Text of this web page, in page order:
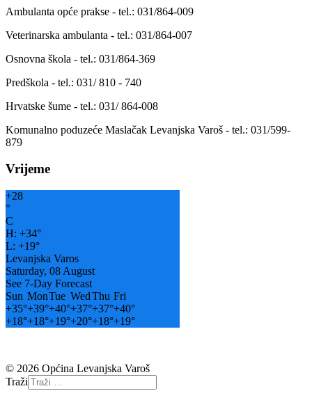
Ambulanta opće prakse - tel.: 031/864-009
Veterinarska ambulanta - tel.: 031/864-007
Osnovna škola - tel.: 031/864-369
Predškola - tel.: 031/ 810 - 740
Hrvatske šume - tel.: 031/ 864-008
Komunalno poduzeće Maslačak Levanjska Varoš - tel.: 031/599-
879
Vrijeme
+28
°
C
H: +34°
L: +19°
Levanjska Varos
Saturday, 08 August
See 7-Day Forecast
Sun MonTue WedThu Fri
+35°+39°+40°+37°+37°+40°
+18°+18°+19°+20°+18°+19°
© 2026 Općina Levanjska Varoš
Traži